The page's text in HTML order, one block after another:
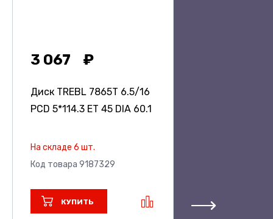
3 067
Диск TREBL 7865T 6.5/16
PCD 5*114.3 ET 45 DIA 60.1
На складе 6 шт.
Код товара 9187329
КУПИТЬ